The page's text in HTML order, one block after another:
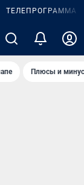
ТЕЛЕПРОГРАММА
Плюсы и